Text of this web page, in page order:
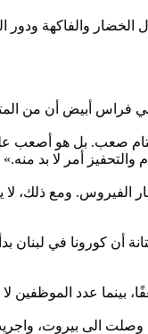
والفاكهة ودور
أبيض أن من المتوقع
صعب. بل هو
والتحفيز أمر لا بد منه.»
الفيروس. ومع ذلك،
أن كورونا في